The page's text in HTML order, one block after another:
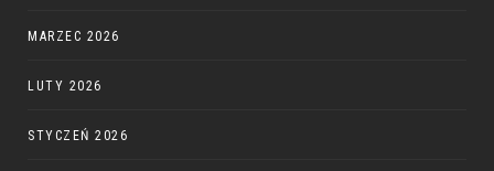
MARZEC 2026
LUTY 2026
STYCZEŃ 2026